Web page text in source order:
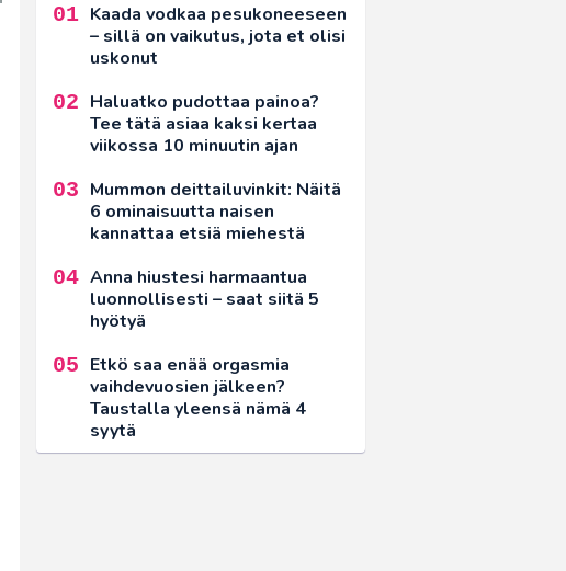
Kaada vodkaa pesukoneeseen
– sillä on vaikutus, jota et olisi
uskonut
Haluatko pudottaa painoa?
Tee tätä asiaa kaksi kertaa
viikossa 10 minuutin ajan
Mummon deittailuvinkit: Näitä
6 ominaisuutta naisen
kannattaa etsiä miehestä
Anna hiustesi harmaantua
luonnollisesti – saat siitä 5
hyötyä
Etkö saa enää orgasmia
vaihdevuosien jälkeen?
Taustalla yleensä nämä 4
syytä